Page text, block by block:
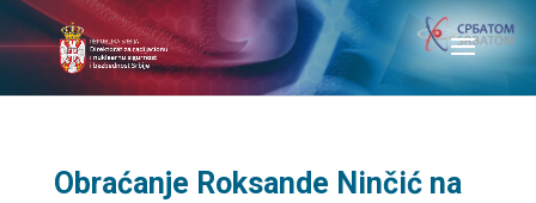
Obraćanje Roksande Ninčić na